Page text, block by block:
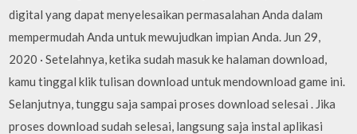
digital yang dapat menyelesaikan permasalahan Anda dalam
mempermudah Anda untuk mewujudkan impian Anda. Jun 29,
2020 · Setelahnya, ketika sudah masuk ke halaman download,
kamu tinggal klik tulisan download untuk mendownload game ini.
Selanjutnya, tunggu saja sampai proses download selesai . Jika
proses download sudah selesai, langsung saja instal aplikasi